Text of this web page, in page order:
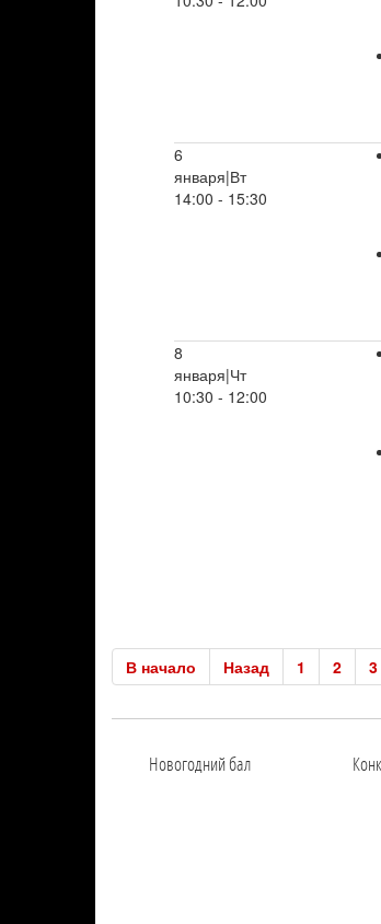
6
января|Вт
14:00 - 15:30
8
января|Чт
10:30 - 12:00
В начало Назад 1 2 3
Новогодний бал